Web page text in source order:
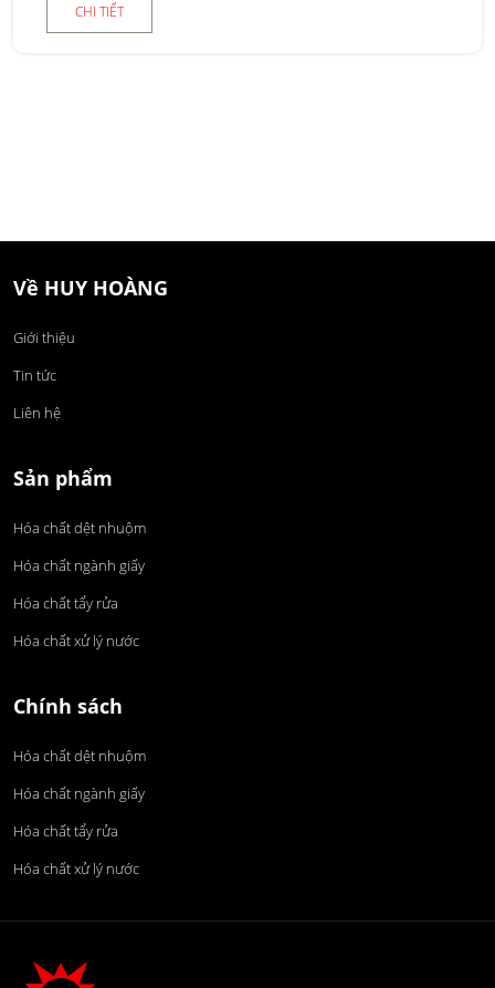
CHI TIẾT
Về HUY HOÀNG
Giới thiệu
Tin tức
Liên hệ
Sản phẩm
Hóa chất dệt nhuộm
Hóa chất ngành giấy
Hóa chất tẩy rửa
Hóa chất xử lý nước
Chính sách
Hóa chất dệt nhuộm
Hóa chất ngành giấy
Hóa chất tẩy rửa
Hóa chất xử lý nước